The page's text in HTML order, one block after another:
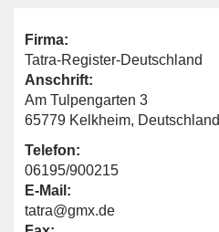
Firma:
Tatra-Register-Deutschland
Anschrift:
Am Tulpengarten 3
65779 Kelkheim, Deutschland
Telefon:
06195/900215
E-Mail:
tatra@gmx.de